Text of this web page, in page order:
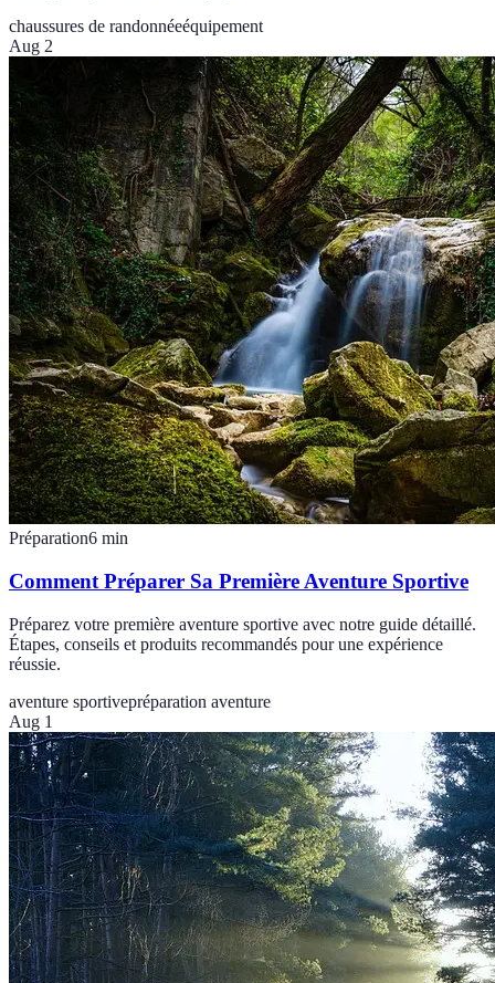
chaussures de randonnéeéquipement
Aug 2
Préparation6 min
Comment Préparer Sa Première Aventure Sportive
Préparez votre première aventure sportive avec notre guide détaillé.
Étapes, conseils et produits recommandés pour une expérience
réussie.
aventure sportivepréparation aventure
Aug 1